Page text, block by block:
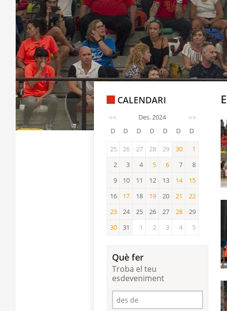
CALENDARI
<< Des. 2024 >>
D D D D D D D
25 26 27 28 29 30 1
2 3 4 5 6 7
8
9
10 11 12 13 14
14
15
15
16 17
17
18 19
19
20 21
21
22
22
23
23
24 25 26 27 28
29
30
31 1 2 3 4 5
Què fer
Troba el teu
esdeveniment